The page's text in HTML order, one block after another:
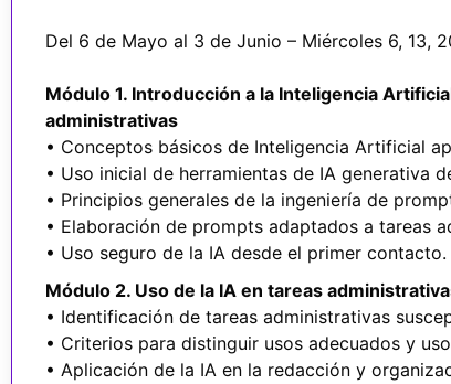
Del 6 de Mayo al 3 de Junio – Miércoles 6, 13,
Módulo 1. Introducción a la Inteligencia
administrativas
• Conceptos básicos de Inteligencia Artificial
• Uso inicial de herramientas de IA generativa
• Principios generales de la ingeniería de
• Elaboración de prompts adaptados a tareas
• Uso seguro de la IA desde el primer contacto.
Módulo 2. Uso de la IA en tareas
• Identificación de tareas administrativas
• Criterios para distinguir usos adecuados y
• Aplicación de la IA en la redacción y